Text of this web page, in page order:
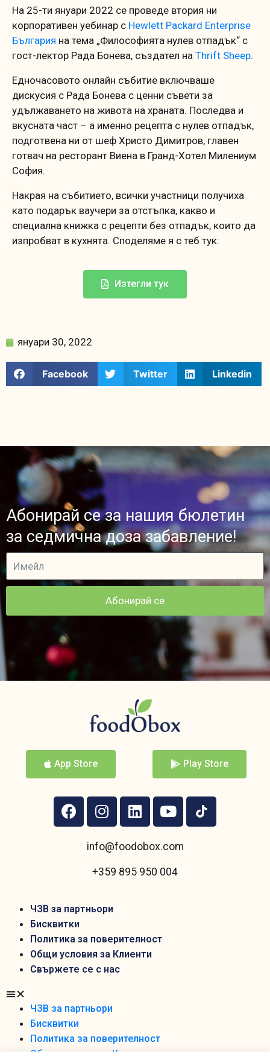
На 25-ти януари 2022 се проведе втория ни
корпоративен уебинар с Hewlett Packard Enterprise
България на тема „Философията нулев отпадък“ с
гост-лектор Рада Бонева, създател на Thrift Sheep.
Едночасовото онлайн събитие включваше
дискусия с Рада Бонева с ценни съвети за
удължаването на живота на храната. Последва и
вкусната част – а именно рецепта с нулев отпадък,
подготвена ни от шеф Христо Димитров, главен
готвач на ресторант Виена в Гранд-Хотел Милениум
София.
Накрая на събитието, всички участници получиха
като подарък ваучери за отстъпка, какво и
специална книжка с рецепти без отпадък, които да
изпробват в кухнята. Споделяме я с теб тук:
Изтегли тук
януари 30, 2022
Facebook Twitter Linkedin
Абонирай се за нашия бюлетин
за седмична доза забавление!
Абонирай се
App Store Play Store
info@foodobox.com
+359 895 950 004
ЧЗВ за партньори
Бисквитки
Политика за поверителност
Общи условия за Клиенти
Свържете се с нас
ЧЗВ за партньори
Бисквитки
Политика за поверителност
Общи условия за Клиенти